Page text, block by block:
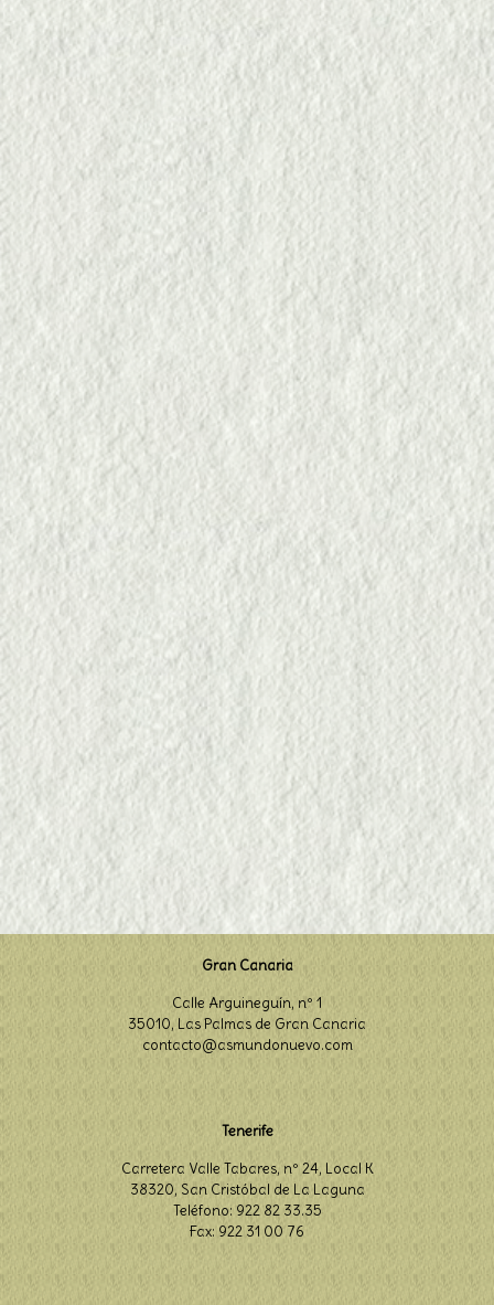
Gran Canaria
Calle Arguineguín, nº 1
35010, Las Palmas de Gran Canaria
contacto@asmundonuevo.com
Tenerife
Carretera Valle Tabares, nº 24, Local K
38320, San Cristóbal de La Laguna
Teléfono: 922 82 33.35
Fax: 922 31 00 76